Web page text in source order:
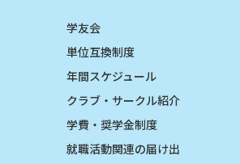
学友会
単位互換制度
年間スケジュール
クラブ・サークル紹介
学費・奨学金制度
就職活動関連の届け出